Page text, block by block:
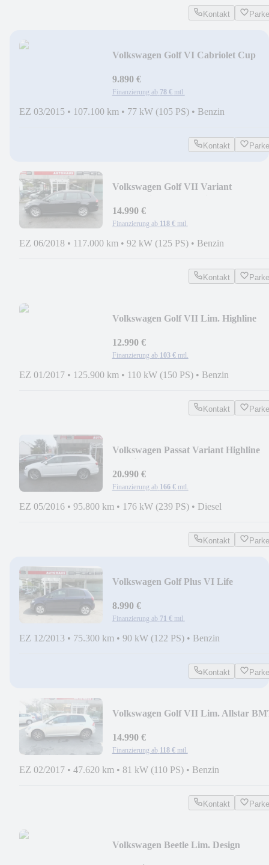
Kontakt
Volkswagen Golf VI Cabriolet Cup
9.890 €
Finanzierung ab 78 € mtl.
EZ 03/2015 • 107.100 km • 77 kW (105 PS) • Benzin
Kontakt
Volkswagen Golf VII Variant
14.990 €
Finanzierung ab 118 € mtl.
EZ 06/2018 • 117.000 km • 92 kW (125 PS) • Benzin
Kontakt
Volkswagen Golf VII Lim. Highline
12.990 €
Finanzierung ab 103 € mtl.
EZ 01/2017 • 125.900 km • 110 kW (150 PS) • Benzin
Kontakt
Volkswagen Passat Variant Highline
20.990 €
Finanzierung ab 166 € mtl.
EZ 05/2016 • 95.800 km • 176 kW (239 PS) • Diesel
Kontakt
Volkswagen Golf Plus VI Life
8.990 €
Finanzierung ab 71 € mtl.
EZ 12/2013 • 75.300 km • 90 kW (122 PS) • Benzin
Kontakt
Volkswagen Golf VII Lim. Allstar
14.990 €
Finanzierung ab 118 € mtl.
EZ 02/2017 • 47.620 km • 81 kW (110 PS) • Benzin
Kontakt
Volkswagen Beetle Lim. Design